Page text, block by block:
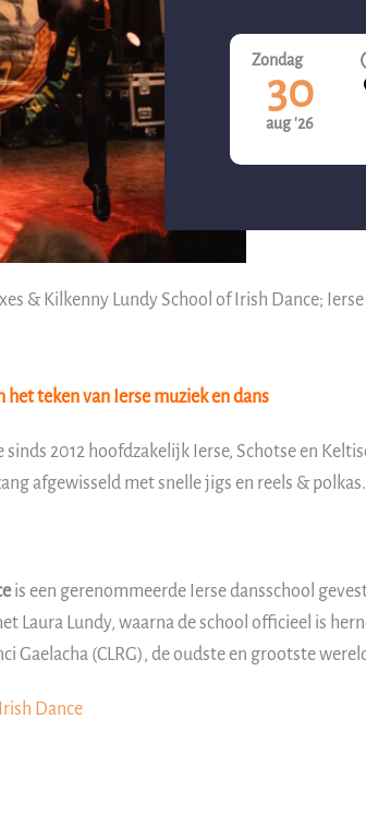
Zondag
30
aug '26
& Kilkenny Lundy School of Irish Dance;
teken van Ierse muziek en dans
sinds 2012 hoofdzakelijk Ierse, Schotse en
afgewisseld met snelle jigs en reels & polkas.
is een gerenommeerde Ierse dansschool
Laura Lundy, waarna de school officieel is
Gaelacha (CLRG), de oudste en grootste
Dance